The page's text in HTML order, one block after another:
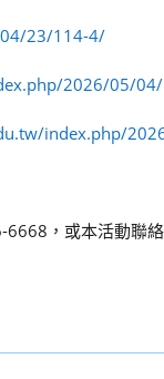
23/114-4/
2026/05/
index.php/
，或本活動聯